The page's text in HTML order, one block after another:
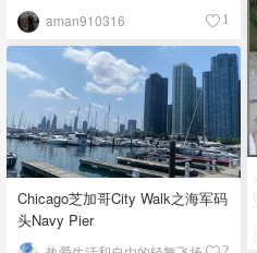
aman910316 1
Chicago芝加哥City Walk之海军码
头Navy Pier
2